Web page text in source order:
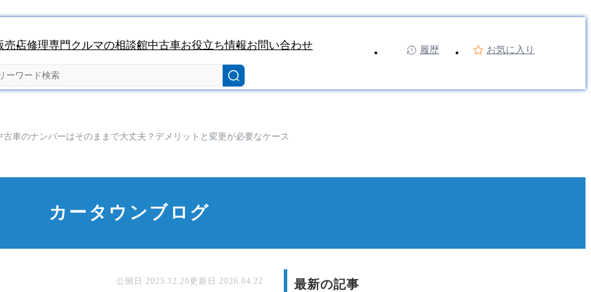
売店修理専門クルマの相談館中古車お役立ち情報お問い合わせ 履歴 お気に入り
古車のナンバーはそのままで大丈夫？デメリットと変更が必要なケース
カータウンブログ
公開日 2025.12.26更新日 2026.04.22 最新の記事